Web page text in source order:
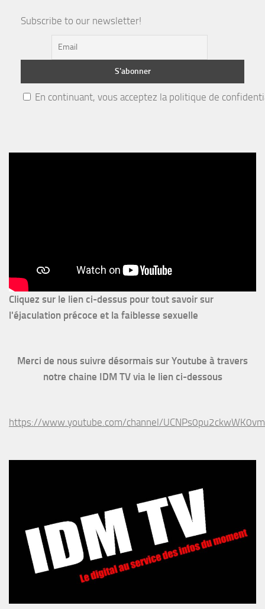
Subscribe to our newsletter!
En continuant, vous acceptez la politique de
Cliquez sur le lien ci-dessus pour tout savoir sur
l'éjaculation précoce et la faiblesse sexuelle
Merci de nous suivre désormais sur Youtube à travers
notre chaine IDM TV via le lien ci-dessous
https://www.youtube.com/channel/